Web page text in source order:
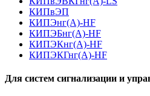
КИПвЭП
КИПЭнг(А)-HF
КИПЭБнг(А)-HF
КИПЭКнг(А)-HF
КИПЭКГнг(А)-HF
Для систем сигнализации и